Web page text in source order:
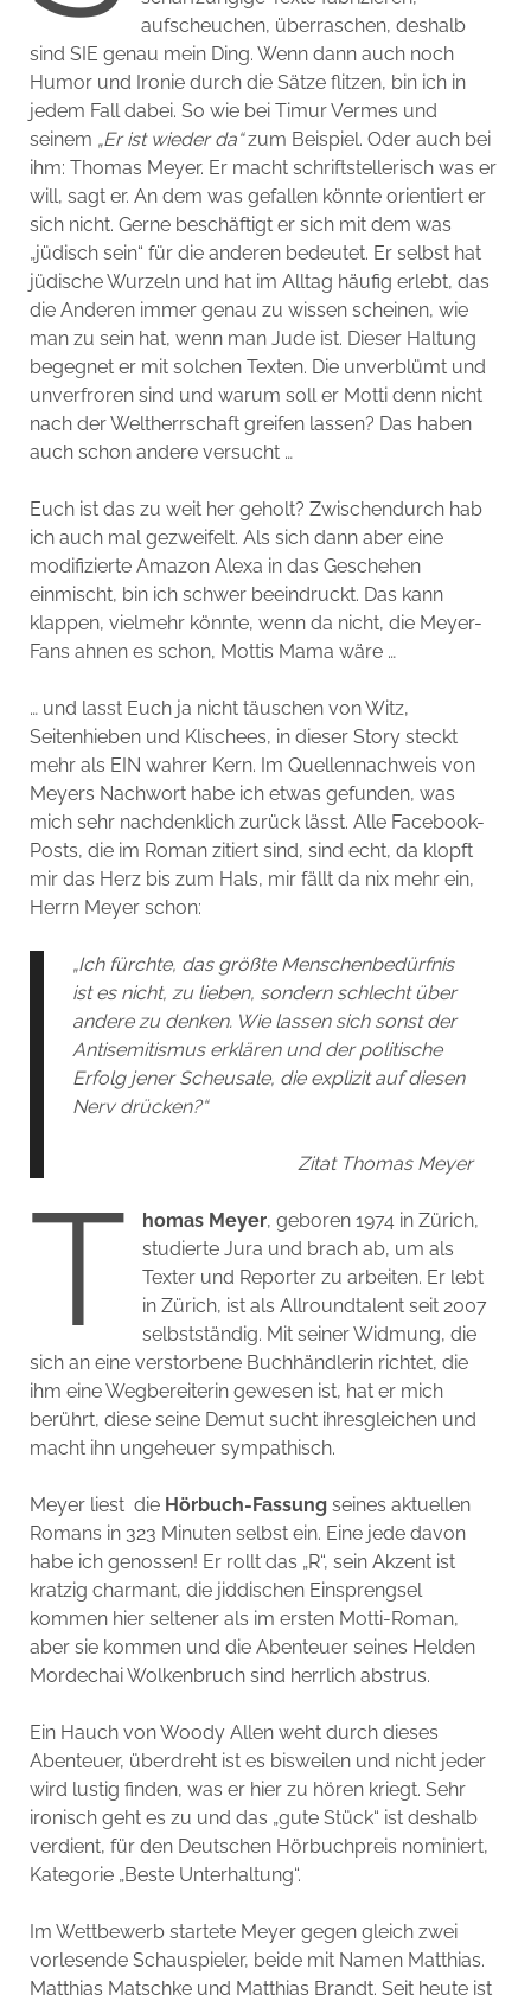
aufscheuchen, überraschen, deshalb
sind SIE genau mein Ding. Wenn dann auch noch
Humor und Ironie durch die Sätze flitzen, bin ich in
jedem Fall dabei. So wie bei Timur Vermes und
seinem „Er ist wieder da“zum Beispiel. Oder auch bei
ihm: Thomas Meyer. Er macht schriftstellerisch was er
will, sagt er. An dem was gefallen könnte orientiert er
sich nicht. Gerne beschäftigt er sich mit dem was
„jüdisch sein“ für die anderen bedeutet. Er selbst hat
jüdische Wurzeln und hat im Alltag häufig erlebt, das
die Anderen immer genau zu wissen scheinen, wie
man zu sein hat, wenn man Jude ist. Dieser Haltung
begegnet er mit solchen Texten. Die unverblümt und
unverfroren sind und warum soll er Motti denn nicht
nach der Weltherrschaft greifen lassen? Das haben
auch schon andere versucht …
Euch ist das zu weit her geholt? Zwischendurch hab
ich auch mal gezweifelt. Als sich dann aber eine
modifizierte Amazon Alexa in das Geschehen
einmischt, bin ich schwer beeindruckt. Das kann
klappen, vielmehr könnte, wenn da nicht, die Meyer-
Fans ahnen es schon, Mottis Mama wäre …
… und lasst Euch ja nicht täuschen von Witz,
Seitenhieben und Klischees, in dieser Story steckt
mehr als EIN wahrer Kern. Im Quellennachweis von
Meyers Nachwort habe ich etwas gefunden, was
mich sehr nachdenklich zurück lässt. Alle Facebook-
Posts, die im Roman zitiert sind, sind echt, da klopft
mir das Herz bis zum Hals, mir fällt da nix mehr ein,
Herrn Meyer schon:
„Ich fürchte, das größte Menschenbedürfnis
ist es nicht, zu lieben, sondern schlecht über
andere zu denken. Wie lassen sich sonst der
Antisemitismus erklären und der politische
Erfolg jener Scheusale, die explizit auf diesen
Nerv drücken?“
Zitat Thomas Meyer
T homas Meyer, geboren 1974 in Zürich,
studierte Jura und brach ab, um als
Texter und Reporter zu arbeiten. Er lebt
in Zürich, ist als Allroundtalent seit 2007
selbstständig. Mit seiner Widmung, die
sich an eine verstorbene Buchhändlerin richtet, die
ihm eine Wegbereiterin gewesen ist, hat er mich
berührt, diese seine Demut sucht ihresgleichen und
macht ihn ungeheuer sympathisch.
Meyer liest die Hörbuch-Fassungseines aktuellen
Romans in 323 Minuten selbst ein. Eine jede davon
habe ich genossen! Er rollt das „R“, sein Akzent ist
kratzig charmant, die jiddischen Einsprengsel
kommen hier seltener als im ersten Motti-Roman,
aber sie kommen und die Abenteuer seines Helden
Mordechai Wolkenbruch sind herrlich abstrus.
Ein Hauch von Woody Allen weht durch dieses
Abenteuer, überdreht ist es bisweilen und nicht jeder
wird lustig finden, was er hier zu hören kriegt. Sehr
ironisch geht es zu und das „gute Stück“ ist deshalb
verdient, für den Deutschen Hörbuchpreis nominiert,
Kategorie „Beste Unterhaltung“.
Im Wettbewerb startete Meyer gegen gleich zwei
vorlesende Schauspieler, beide mit Namen Matthias.
Matthias Matschke und Matthias Brandt. Seit heute ist